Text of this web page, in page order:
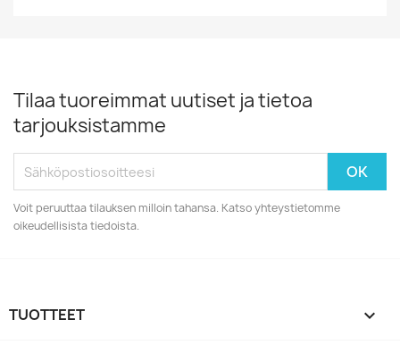
Tilaa tuoreimmat uutiset ja tietoa
tarjouksistamme
Voit peruuttaa tilauksen milloin tahansa. Katso yhteystietomme
oikeudellisista tiedoista.
TUOTTEET 